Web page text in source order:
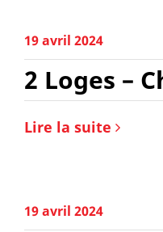
19 avril 2024
2 Loges –
Lire la suite
19 avril 2024